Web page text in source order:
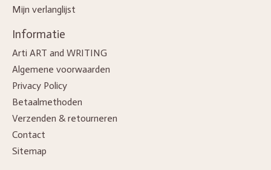
Mijn verlanglijst
Informatie
Arti ART and WRITING
Algemene voorwaarden
Privacy Policy
Betaalmethoden
Verzenden & retourneren
Contact
Sitemap